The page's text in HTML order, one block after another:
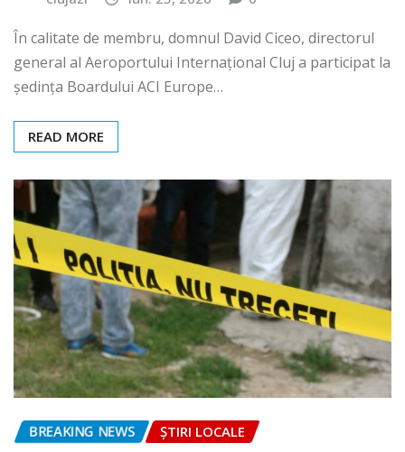
În calitate de membru, domnul David Ciceo, directorul
general al Aeroportului Internațional Cluj a participat la
ședința Boardului ACI Europe…
READ MORE
BREAKING NEWS ȘTIRI LOCALE